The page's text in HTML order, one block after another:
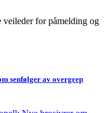
veileder for påmelding og
senfølger av overgrep